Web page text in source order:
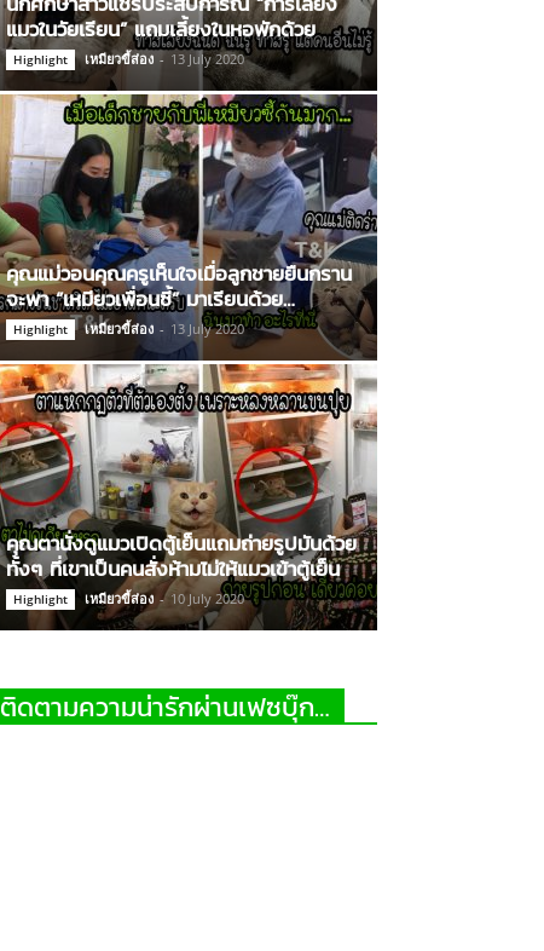
แมวในวัยเรียน” แถมเลี้ยงในหอพักด้วย
Highlight เหมียวขี้ส่อง - 13 July 2020
คุณแม่วอนคุณครูเห็นใจเมื่อลูกชายยืนกราน
จะพา “เหมียวเพื่อนซี้” มาเรียนด้วย…
Highlight เหมียวขี้ส่อง - 13 July 2020
คุณตานั่งดูแมวเปิดตู้เย็นแถมถ่ายรูปมันด้วย
ทั้งๆ ที่เขาเป็นคนสั่งห้ามไม่ให้แมวเข้าตู้เย็น
Highlight เหมียวขี้ส่อง - 10 July 2020
ติดตามความน่ารักผ่านเฟซบุ๊ก…